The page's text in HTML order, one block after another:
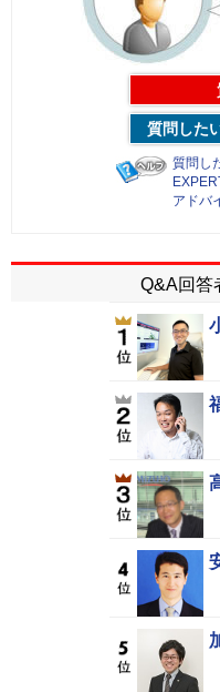
質問した
質問し
アドバ
Q&A回答